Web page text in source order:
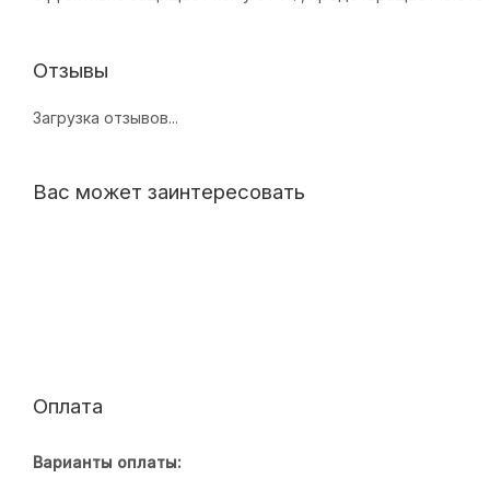
Отзывы
Загрузка отзывов...
Вас может заинтересовать
Оплата
Варианты оплаты: